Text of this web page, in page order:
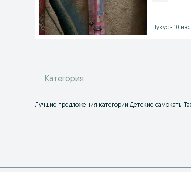
Нукус - 10
Категория
Лучшие предложения категории Детские самокаты